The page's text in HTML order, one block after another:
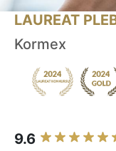
LAUREAT
Kormex
9.6